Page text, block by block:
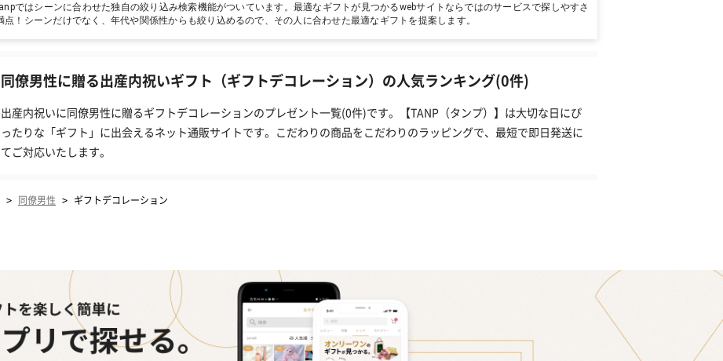
ではシーンに合わせた独自の絞り込み検索機能がついています。最適なギフトが見つかるwebサイトならではのサービスで探しやすさ
点！シーンだけでなく、年代や関係性からも絞り込めるので、その人に合わせた最適なギフトを提案します。
同僚男性に贈る出産内祝いギフト（ギフトデコレーション）の人気ランキング(0件)
出産内祝いに同僚男性に贈るギフトデコレーションのプレゼント一覧(0件)です。【TANP（タンプ）】は大切な日にぴ
ったりな「ギフト」に出会えるネット通販サイトです。こだわりの商品をこだわりのラッピングで、最短で即日発送に
てご対応いたします。
> 同僚男性 > ギフトデコレーション